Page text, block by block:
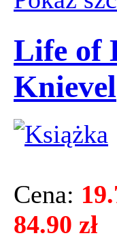
Life of
Knievel
Cena:
84.90 zł